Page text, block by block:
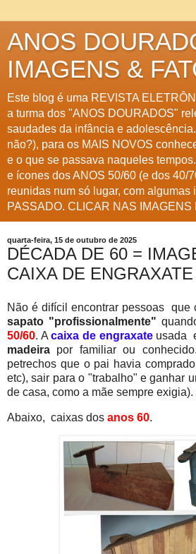
ANOS
IMAGENS &
Este blog é uma REVISTA
a turma dos "ANOS DOURADOS"
saudades da infância e
não?), para os MAIS NOVOS
e o que se passava naqueles
e ícones dos ANOS 50/60 (e dos 40/
reunidas num só lugar, com algumas
PASSADO. CLICAR NAS IMAGENS
quarta-feira, 15 de outubro de 2025
DÉCADA DE 60 =
CAIXA DE ENGRAXATE
Não é difícil encontrar pessoas que
sapato "profissionalmente"
50/60. Acaixa de engraxateusada
madeira por familiar ou
petrechos que o pai havia
etc), sair para o "trabalho" e ganhar
de casa, como a mãe sempre exigia).
Abaixo, caixas dos anos 60.